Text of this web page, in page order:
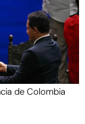
de Colombia